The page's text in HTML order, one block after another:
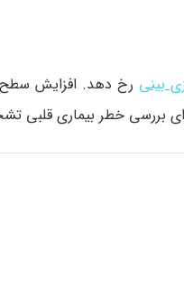
بینی رخ دهد. افزایش
بررسی خطر بیماری